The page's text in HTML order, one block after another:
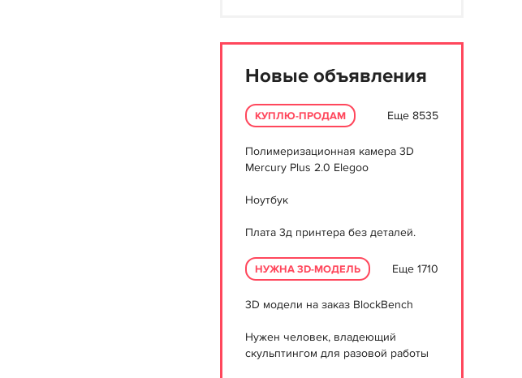
Новые объявления
КУПЛЮ-ПРОДАМ Еще 8535
Полимеризационная камера 3D
Mercury Plus 2.0 Elegoo
Ноутбук
Плата 3д принтера без деталей.
НУЖНА 3D-МОДЕЛЬ Еще 1710
3D модели на заказ BlockBench
Нужен человек, владеющий
скульптингом для разовой работы